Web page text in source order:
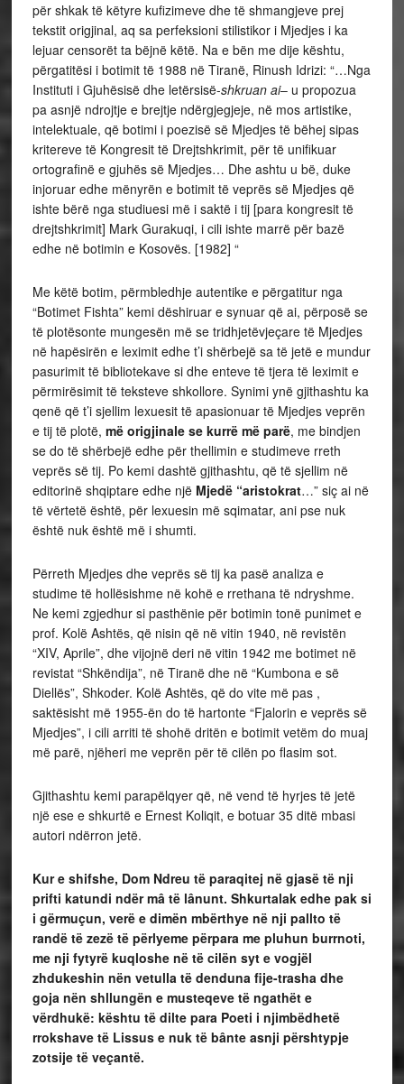
për shkak të këtyre kufizimeve dhe të shmangjeve prej
tekstit origjinal, aq sa perfeksioni stilistikor i Mjedjes i ka
lejuar censorët ta bëjnë këtë. Na e bën me dije kështu,
përgatitësi i botimit të 1988 në Tiranë, Rinush Idrizi: “…Nga
Instituti i Gjuhësisë dhe letërsisë-shkruan ai– u propozua
pa asnjë ndrojtje e brejtje ndërgjegjeje, në mos artistike,
intelektuale, që botimi i poezisë së Mjedjes të bëhej sipas
kritereve të Kongresit të Drejtshkrimit, për të unifikuar
ortografinë e gjuhës së Mjedjes… Dhe ashtu u bë, duke
injoruar edhe mënyrën e botimit të veprës së Mjedjes që
ishte bërë nga studiuesi më i saktë i tij [para kongresit të
drejtshkrimit] Mark Gurakuqi, i cili ishte marrë për bazë
edhe në botimin e Kosovës. [1982] “
Me këtë botim, përmbledhje autentike e përgatitur nga
“Botimet Fishta” kemi dëshiruar e synuar që ai, përposë se
të plotësonte mungesën më se tridhjetëvjeçare të Mjedjes
në hapësirën e leximit edhe t’i shërbejë sa të jetë e mundur
pasurimit të bibliotekave si dhe enteve të tjera të leximit e
përmirësimit të teksteve shkollore. Synimi ynë gjithashtu ka
qenë që t’i sjellim lexuesit të apasionuar të Mjedjes veprën
e tij të plotë, më origjinale se kurrë më parë, me bindjen
se do të shërbejë edhe për thellimin e studimeve rreth
veprës së tij. Po kemi dashtë gjithashtu, që të sjellim në
editorinë shqiptare edhe një Mjedë “aristokrat…” siç ai në
të vërtetë është, për lexuesin më sqimatar, ani pse nuk
është nuk është më i shumti.
Përreth Mjedjes dhe veprës së tij ka pasë analiza e
studime të hollësishme në kohë e rrethana të ndryshme.
Ne kemi zgjedhur si pasthënie për botimin tonë punimet e
prof. Kolë Ashtës, që nisin që në vitin 1940, në revistën
“XIV, Aprile”, dhe vijojnë deri në vitin 1942 me botimet në
revistat “Shkëndija”, në Tiranë dhe në “Kumbona e së
Diellës”, Shkoder. Kolë Ashtës, që do vite më pas ,
saktësisht më 1955-ën do të hartonte “Fjalorin e veprës së
Mjedjes”, i cili arriti të shohë dritën e botimit vetëm do muaj
më parë, njëheri me veprën për të cilën po flasim sot.
Gjithashtu kemi parapëlqyer që, në vend të hyrjes të jetë
një ese e shkurtë e Ernest Koliqit, e botuar 35 ditë mbasi
autori ndërron jetë.
Kur e shifshe, Dom Ndreu të paraqitej në gjasë të nji
prifti katundi ndër mâ të lânunt. Shkurtalak edhe pak si
i gërmuçun, verë e dimën mbërthye në nji pallto të
randë të zezë të përlyeme përpara me pluhun burrnoti,
me nji fytyrë kuqloshe në të cilën syt e vogjël
zhdukeshin nën vetulla të denduna fije-trasha dhe
goja nën shllungën e musteqeve të ngathët e
vërdhukë: kështu të dilte para Poeti i njimbëdhetë
rrokshave të Lissus e nuk të bânte asnji përshtypje
zotsije të veçantë.